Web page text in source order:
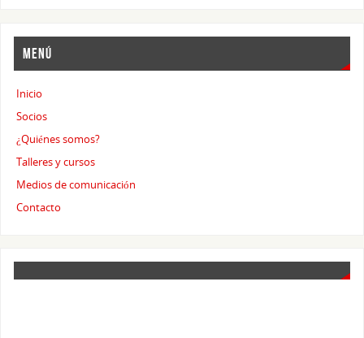
MENÚ
Inicio
Socios
¿Quiénes somos?
Talleres y cursos
Medios de comunicación
Contacto